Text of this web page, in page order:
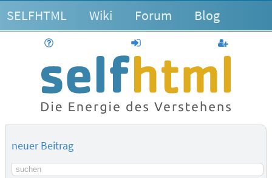
SELFHTML Wiki Forum Blog
anmelden
neuer Beitrag
Suchbegriff